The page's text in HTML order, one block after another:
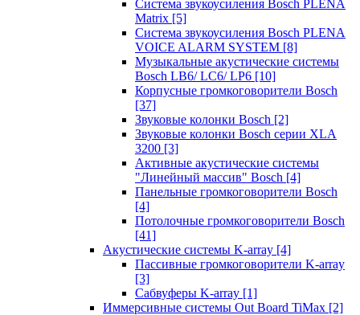
Система звукоусиления Bosch PLENA
Matrix [5]
Система звукоусиления Bosch PLENA
VOICE ALARM SYSTEM [8]
Музыкальные акустические системы
Bosch LB6/ LC6/ LP6 [10]
Корпусные громкоговорители Bosch
[37]
Звуковые колонки Bosch [2]
Звуковые колонки Bosch серии XLA
3200 [3]
Активные акустические системы
"Линейный массив" Bosch [4]
Панельные громкоговорители Bosch
[4]
Потолочные громкоговорители Bosch
[41]
Акустические системы K-array [4]
Пассивные громкоговорители K-array
[3]
Сабвуферы K-array [1]
Иммерсивные системы Out Board TiMax [2]